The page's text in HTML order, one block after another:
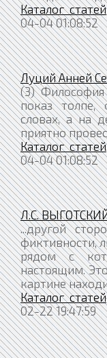
Каталог статей
04-04 01:08:52
Луций Анней
(3)
показ
словах, а на
приятно
Каталог статей
04-04 01:08:52
Л.С.
...другой
фиктивности,
рядом с
настоящим.
картине
Каталог статей
02-22 19:47:59